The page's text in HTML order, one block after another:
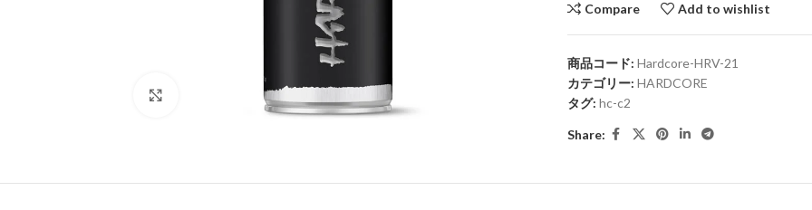
Click to enlarge
Compare Add to wishlist
商品コード: Hardcore-HRV-21
カテゴリー: HARDCORE
タグ: hc-c2
Share: